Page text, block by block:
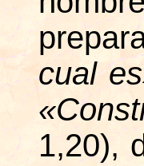
cual
1,20),